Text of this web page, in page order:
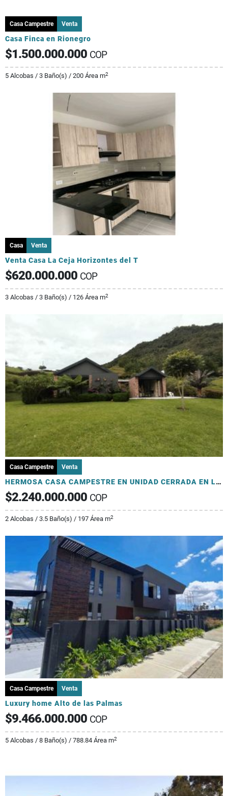
Casa Campestre Venta
Casa Finca en Rionegro
$1.500.000.000 COP
5 Alcobas / 3 Baño(s) / 200 Área m2
Casa Venta
Venta Casa La Ceja Horizontes del T
$620.000.000 COP
3 Alcobas / 3 Baño(s) / 126 Área m2
Casa Campestre Venta
HERMOSA CASA CAMPESTRE EN UNIDAD CERRADA EN LA CEJA
$2.240.000.000 COP
2 Alcobas / 3.5 Baño(s) / 197 Área m2
Casa Campestre Venta
Luxury home Alto de las Palmas
$9.466.000.000 COP
5 Alcobas / 8 Baño(s) / 788.84 Área m2